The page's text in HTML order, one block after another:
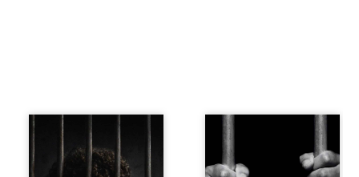
Pourquoi lui et pas
moi ? raconte le
parcours de
l’auteur marqué
« Une nuit suffit
parfois pour briser
une famille… mais
certaines fidélités